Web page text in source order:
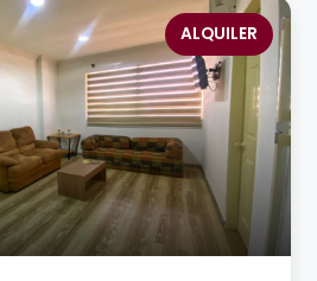
ALQUILER